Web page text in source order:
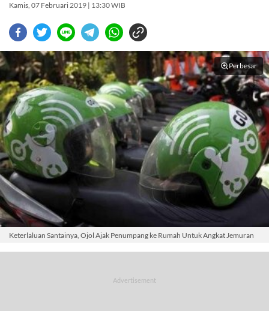
Kamis, 07 Februari 2019 | 13:30 WIB
Perbesar
Keterlaluan Santainya, Ojol Ajak Penumpang ke Rumah Untuk Angkat Jemuran